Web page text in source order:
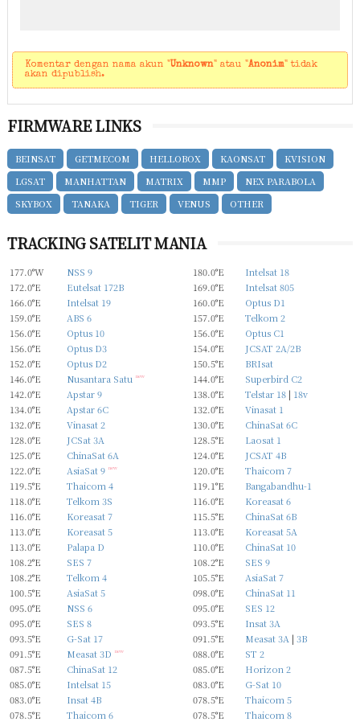
Komentar dengan nama akun "Unknown" atau "Anonim" tidak
akan dipublish.
FIRMWARE LINKS
BEINSAT GETMECOM HELLOBOX KAONSAT
KVISION
LGSAT
MANHATTAN MATRIX MMP
NEX PARABOLA
SKYBOX
TANAKA TIGER VENUS OTHER
TRACKING SATELIT MANIA
177.0°W NSS 9 180.0°E
Intelsat 18
172.0°E
Eutelsat 172B 169.0°E
Intelsat 805
166.0°E
Intelsat 19 160.0°E
Optus D1
159.0°E
ABS 6 157.0°E
Telkom 2
156.0°E
Optus 10 156.0°E
Optus C1
156.0°E
Optus D3 154.0°E
JCSAT 2A/2B
152.0°E
Optus D2 150.5°E
BRIsat
146.0°E
Nusantara Satu new 144.0°E
Superbird C2
142.0°E
Apstar 9 138.0°E Telstar 18| 18v
134.0°E
Apstar 6C 132.0°E
Vinasat 1
132.0°E
Vinasat 2 130.0°E
ChinaSat 6C
128.0°E
JCSat 3A 128.5°E
Laosat 1
125.0°E
ChinaSat 6A 124.0°E
JCSAT 4B
122.0°E
AsiaSat 9 new 120.0°E
Thaicom 7
119.5°E
Thaicom 4 119.1°E
Bangabandhu-1
118.0°E
Telkom 3S 116.0°E
Koreasat 6
116.0°E
Koreasat 7 115.5°E
ChinaSat 6B
113.0°E
Koreasat 5 113.0°E
Koreasat 5A
113.0°E
Palapa D 110.0°E
ChinaSat 10
108.2°E
SES 7 108.2°E
SES 9
108.2°E
Telkom 4 105.5°E
AsiaSat 7
100.5°E
AsiaSat 5 098.0°E
ChinaSat 11
095.0°E
NSS 6 095.0°E
SES 12
095.0°E
SES 8 093.5°E
Insat 3A
093.5°E
G-Sat 17 091.5°E Measat 3A | 3B
091.5°E
Measat 3D new 088.0°E
ST 2
087.5°E
ChinaSat 12 085.0°E
Horizon 2
085.0°E
Intelsat 15 083.0°E
G-Sat 10
083.0°E
Insat 4B 078.5°E
Thaicom 5
078.5°E
Thaicom 6 078.5°E
Thaicom 8